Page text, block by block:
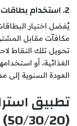
2. استخدام بطاقات المشتريات ذات العوائد الحمائية
يُفضل اختيار
مكافآت مقابل
تحويل تلك النقاط
الغذائية، أو
العودة السنوية إلى
تطبيق
(50/30/20) بشكل معدل